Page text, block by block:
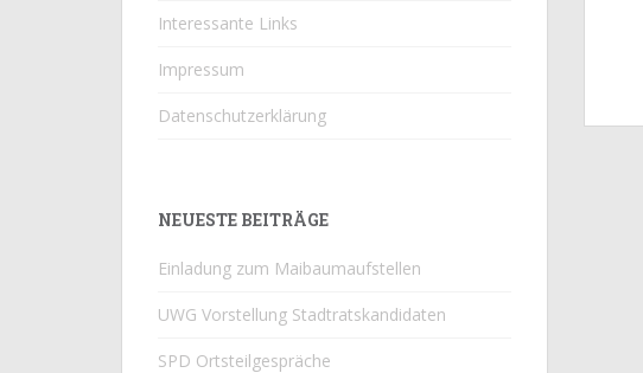
Interessante Links
Impressum
Datenschutzerklärung
NEUESTE BEITRÄGE
Einladung zum Maibaumaufstellen
UWG Vorstellung Stadtratskandidaten
SPD Ortsteilgespräche